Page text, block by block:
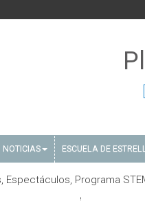
NOTICIAS ESCUELA DE
Espectáculos, Programa